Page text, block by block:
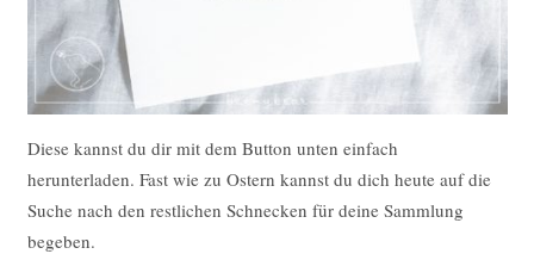
Diese kannst du dir mit dem Button unten einfach
herunterladen. Fast wie zu Ostern kannst du dich heute auf die
Suche nach den restlichen Schnecken für deine Sammlung
begeben.